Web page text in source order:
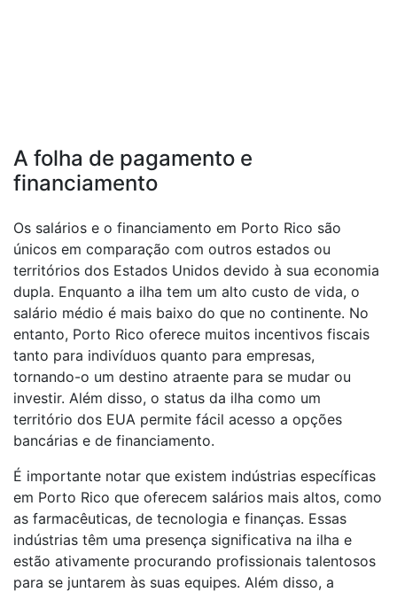
A folha de pagamento e
financiamento
Os salários e o financiamento em Porto Rico são
únicos em comparação com outros estados ou
territórios dos Estados Unidos devido à sua economia
dupla. Enquanto a ilha tem um alto custo de vida, o
salário médio é mais baixo do que no continente. No
entanto, Porto Rico oferece muitos incentivos fiscais
tanto para indivíduos quanto para empresas,
tornando-o um destino atraente para se mudar ou
investir. Além disso, o status da ilha como um
território dos EUA permite fácil acesso a opções
bancárias e de financiamento.
É importante notar que existem indústrias específicas
em Porto Rico que oferecem salários mais altos, como
as farmacêuticas, de tecnologia e finanças. Essas
indústrias têm uma presença significativa na ilha e
estão ativamente procurando profissionais talentosos
para se juntarem às suas equipes. Além disso, a